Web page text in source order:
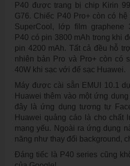
P40 được trang bị chip Kirin
G76. Chiếc P40 Pro+ còn có
SuperCool, lớp film graphene
P40 có pin 3800 mAh trong khi
pin 4200 mAh. Tất cả đều hỗ
nhiên bản Pro và Pro+ còn có
40W khi sạc với đế sạc Huawei.
Máy được cài sẵn EMUI 10.1
Huawei thêm vào một ứng dụng
đây là ứng dụng tương tự
Huawei quảng cáo là cho chất
mạng yếu. Ngoài ra ứng dụng
năng như thay đổi background,
Đáng tiếc là P40 series cũng